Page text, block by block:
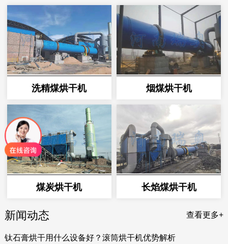
洗精煤烘干机 烟煤烘干机
煤炭烘干机 长焰煤烘干机
新闻动态 查看更多+
钛石膏烘干用什么设备好？滚筒烘干机优势解析